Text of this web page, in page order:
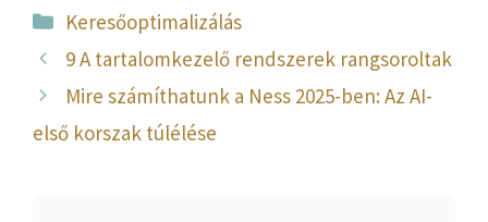
Kategória
Keresőoptimalizálás
9 A tartalomkezelő rendszerek rangsoroltak
Mire számíthatunk a Ness 2025-ben: Az AI-
első korszak túlélése